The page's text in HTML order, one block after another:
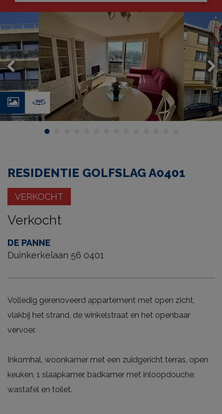
Foto's Virtual
RESIDENTIE GOLFSLAG A0401
VERKOCHT
Verkocht
DE PANNE
Duinkerkelaan 56 0401
Volledig gerenoveerd appartement met open zicht,
vlakbij het strand, de winkelstraat en het openbaar
vervoer.
Inkomhal, woonkamer met een zuidgericht terras, open
keuken, 1 slaapkamer, badkamer met inloopdouche,
wastafel en toilet.